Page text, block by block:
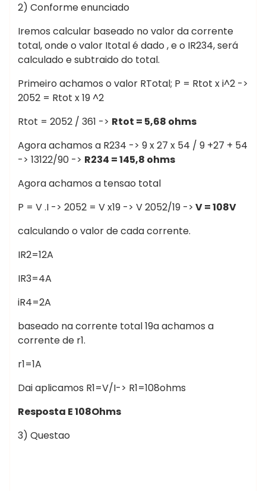
2) Conforme enunciado
Iremos calcular baseado no valor da corrente
total, onde o valor Itotal é dado , e o IR234, será
calculado e subtraido do total.
Primeiro achamos o valor RTotal; P = Rtot x i^2 ->
2052 = Rtot x 19 ^2
Rtot = 2052 / 361 -> Rtot = 5,68 ohms
Agora achamos a R234 -> 9 x 27 x 54 / 9 +27 + 54
-> 13122/90 -> R234 = 145,8 ohms
Agora achamos a tensao total
P = V .I -> 2052 = V x19 -> V 2052/19 -> V = 108V
calculando o valor de cada corrente.
IR2=12A
IR3=4A
iR4=2A
baseado na corrente total 19a achamos a
corrente de r1.
r1=1A
Dai aplicamos R1=V/I-> R1=108ohms
Resposta E 108Ohms
3) Questao